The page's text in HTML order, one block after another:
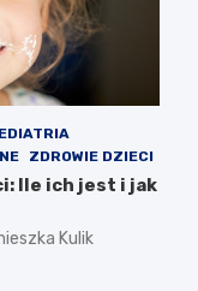
ZDROWIE DZIECI
Ile ich jest i jak
Kulik